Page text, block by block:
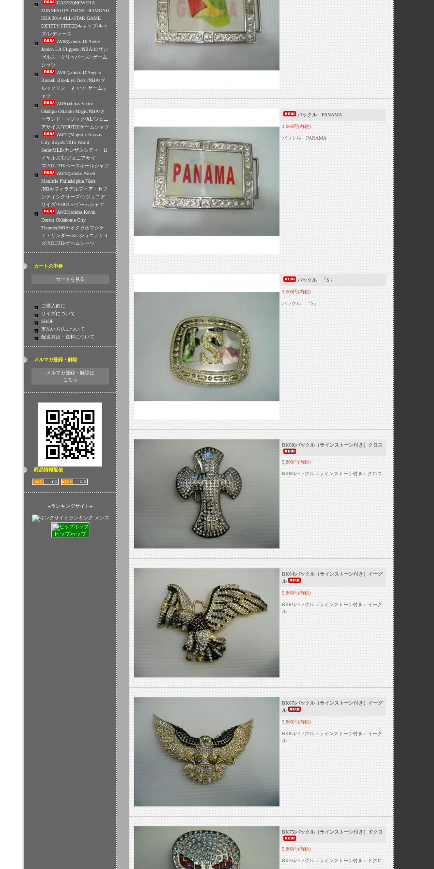
CA3755)NEWERA
MINNESOTA TWINS DIAMOND
ERA 2014 ALL-STAR GAME
59FIFTY FITTEDキャップ/キッ
ズ/レディース
AV88)adidas DeAndre
Jordan LA Clippers /NBA/ロサン
ゼルス・クリッパーズ/ ゲーム
シャツ
AV92)adidas D'Angelo
Russell Brooklyn Nets /NBA/ブ
ルックリン・ネッツ/ ゲームシ
ャツ
AW9)adidas Victor
Oladipo Orlando Magic/NBA/オ
ーランド・マジック/XL/ジュニ
アサイズ/YOUTH/ゲームシャツ
AW12)Majestic Kansas
City Royals 2015 World
Serie/MLB/カンザスシティ・ロ
イヤルズ/L/ジュニアサイ
ズ/YOUTH/ベースボールシャツ
AW13)adidas Arnett
Moultrie Philadelphia 76ers
/NBA/フィラデルフィア・セブ
ンティシクサーズ/L/ジュニア
サイズ/YOUTH/ゲームシャツ
AW25)adidas Kevin
Durant Oklahoma City
Thunder/NBA/オクラホマシテ
ィ・サンダー/XL/ジュニアサイ
ズ/YOUTH/ゲームシャツ
カートの中身
カートを見る
ご購入前に
サイズについて
SHOP
支払い方法について
配送方法・送料について
メルマガ登録・解除
メルマガ登録・解除は
こちら
商品情報配信
★ランキングサイト★
ヒップホップ
バックル PANAMA
3,000円(内税)
バックル PANAMA
バックル 「S」
3,000円(内税)
バックル 「S」
BK60)バックル（ラインストーン付き）クロス
5,800円(内税)
BK60)バックル（ラインストーン付き）クロス
BK64)バックル（ラインストーン付き）イーグ
ル
5,800円(内税)
BK64)バックル（ラインストーン付き）イーグ
ル
BK67)バックル（ラインストーン付き）イーグ
ル
5,800円(内税)
BK67)バックル（ラインストーン付き）イーグ
ル
BK75)バックル（ラインストーン付き）ドクロ
5,800円(内税)
BK75)バックル（ラインストーン付き）ドクロ